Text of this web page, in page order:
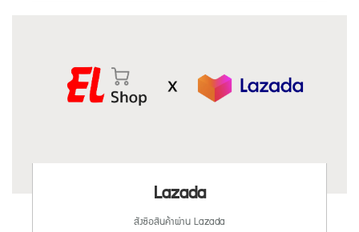
Lazada
สั่งซื้อสินค้าผ่าน Lazada